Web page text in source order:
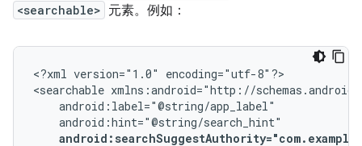
<searchable> 元素。例如：
<?xml version="1.0"
encoding="utf-8"?>
<searchable